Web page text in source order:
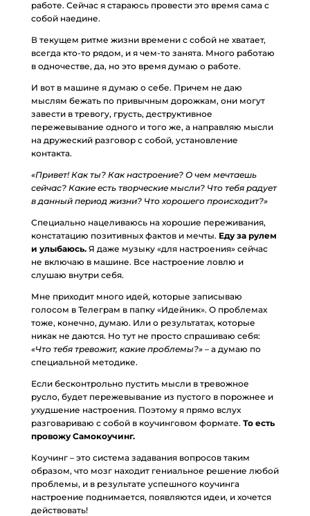
работе. Сейчас я стараюсь провести это время сама с
собой наедине.
В текущем ритме жизни времени с собой не хватает,
всегда кто-то рядом, и я чем-то занята. Много работаю
в одночестве, да, но это время думаю о работе.
И вот в машине я думаю о себе. Причем не даю
мыслям бежать по привычным дорожкам, они могут
завести в тревогу, грусть, деструктивное
пережевывание одного и того же, а направляю мысли
на дружеский разговор с собой, установление
контакта.
«Привет! Как ты? Как настроение? О чем мечтаешь
сейчас? Какие есть творческие мысли? Что тебя радует
в данный период жизни? Что хорошего происходит?»
Специально нацеливаюсь на хорошие переживания,
констатацию позитивных фактов и мечты. Еду за рулем
и улыбаюсь.Я даже музыку «для настроения» сейчас
не включаю в машине. Все настроение ловлю и
слушаю внутри себя.
Мне приходит много идей, которые записываю
голосом в Телеграм в папку «Идейник». О проблемах
тоже, конечно, думаю. Или о результатах, которые
никак не даются. Но тут не просто спрашиваю себя:
«Что тебя тревожит, какие проблемы?»– а думаю по
специальной методике.
Если бесконтрольно пустить мысли в тревожное
русло, будет пережевывание из пустого в порожнее и
ухудшение настроения. Поэтому я прямо вслух
разговариваю с собой в коучинговом формате. То есть
провожу Самокоучинг.
Коучинг – это система задавания вопросов таким
образом, что мозг находит гениальное решение любой
проблемы, и в результате успешного коучинга
настроение поднимается, появляются идеи, и хочется
действовать!